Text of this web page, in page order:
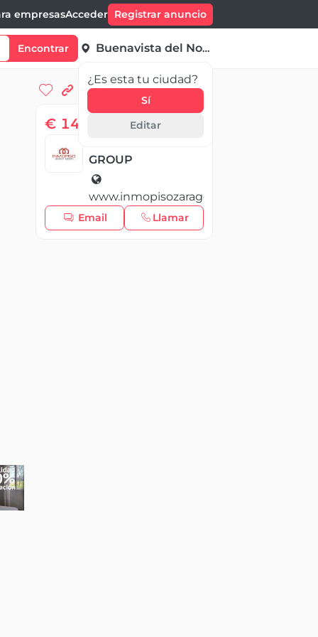
empresasAcceder Registrar anuncio
Encontrar Buenavista del Norte
¿Es esta tu ciudad?
Sí
Editar
€ 142 500,00
GROUP
www.inmopisozaragoza.com
Email Llamar